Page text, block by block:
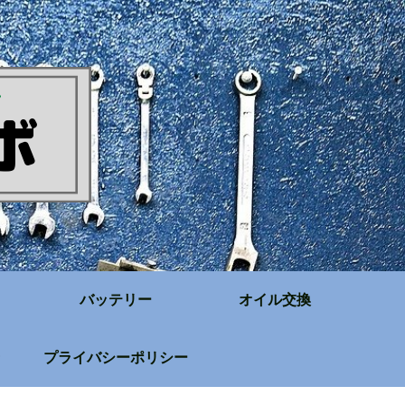
バッテリー オイル交換
プライバシーポリシー